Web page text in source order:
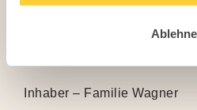
Topstar GmbH
Daten, Fakten
Inhaber – Familie Wagner